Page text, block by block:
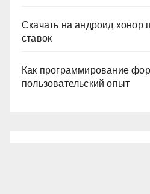
Скачать на андроид хонор
ставок
Как программирование
пользовательский опыт